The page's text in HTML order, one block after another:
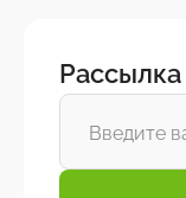
Рассылка